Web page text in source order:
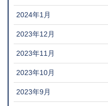
2024年1月
2023年12月
2023年11月
2023年10月
2023年9月